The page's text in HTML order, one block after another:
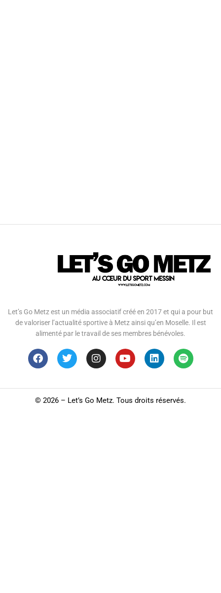
Let’s Go Metz est un média associatif créé en 2017 et qui a pour but
de valoriser l’actualité sportive à Metz ainsi qu’en Moselle. Il est
alimenté par le travail de ses membres bénévoles.
© 2026 – Let’s Go Metz. Tous droits réservés.